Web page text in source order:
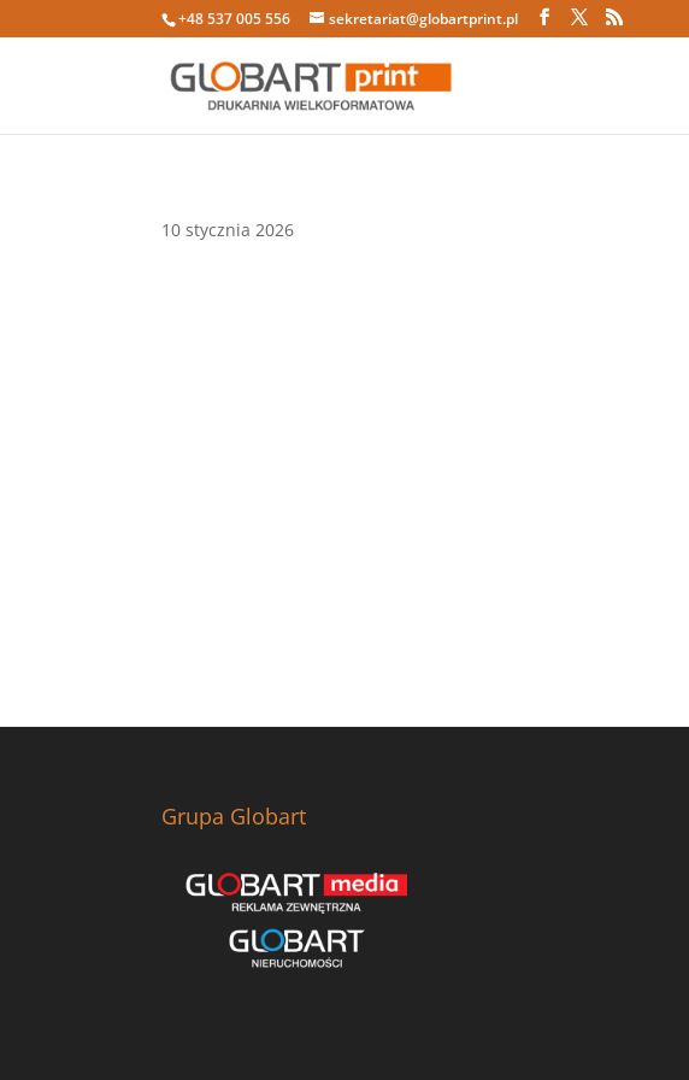
+48 537 005 556 sekretariat@globartprint.pl
10 stycznia 2026
Grupa Globart